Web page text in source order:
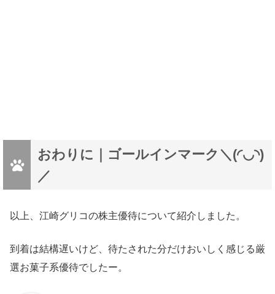
おわりに｜ゴールインマーク＼(◜◡◝)
／
以上、江崎グリコの株主優待について紹介しました。
到着は結構遅いけど、待たされた分だけおいしく感じる厳
選お菓子系優待でしたー。